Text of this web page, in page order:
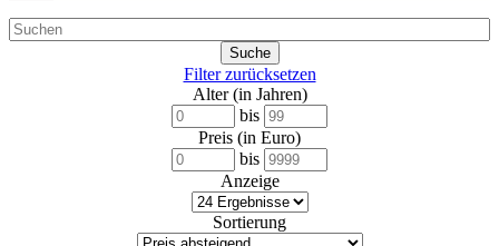
Filter zurücksetzen
Alter (in Jahren)
bis
Preis (in Euro)
bis
Anzeige
Sortierung